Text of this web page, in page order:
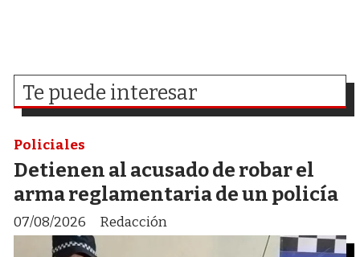
Te puede interesar
Detienen al acusado de robar el
arma reglamentaria de un policía
Redacción
Policiales
07/08/2026